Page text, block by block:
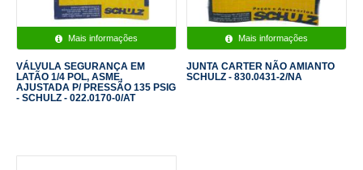
Mais informações
VÁLVULA SEGURANÇA EM
LATÃO 1/4 POL, ASME,
AJUSTADA P/ PRESSÃO 135 PSIG
- SCHULZ - 022.0170-0/AT
Mais informações
JUNTA CARTER NÃO AMIANTO
SCHULZ - 830.0431-2/NA